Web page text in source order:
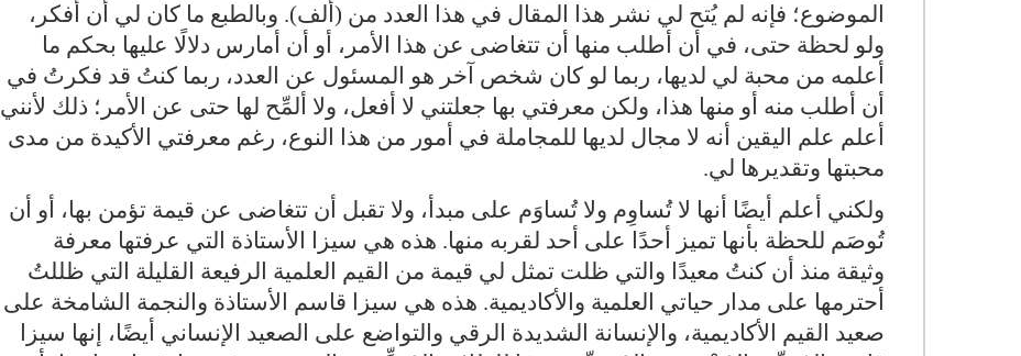
الموضوع؛ فإنه لم يُتح لي نشر هذا المقال في هذا العدد من (ألف). وبالطبع ما كان لي أن أفكر،
ولو لحظة حتى، في أن أطلب منها أن تتغاضى عن هذا الأمر، أو أن أمارس دلالًا عليها بحكم ما
أعلمه من محبة لي لديها، ربما لو كان شخص آخر هو المسئول عن العدد، ربما كنتُ قد فكرتُ في
أن أطلب منه أو منها هذا، ولكن معرفتي بها جعلتني لا أفعل، ولا ألمِّح لها حتى عن الأمر؛ ذلك لأنني
أعلم علم اليقين أنه لا مجال لديها للمجاملة في أمور من هذا النوع، رغم معرفتي الأكيدة من مدى
محبتها وتقديرها لي.
ولكني أعلم أيضًا أنها لا تُساوِم ولا تُساوَم على مبدأ، ولا تقبل أن تتغاضى عن قيمة تؤمن بها، أو أن
تُوصَم للحظة بأنها تميز أحدًا على أحد لقربه منها. هذه هي سيزا الأستاذة التي عرفتها معرفة
وثيقة منذ أن كنتُ معيدًا والتي ظلت تمثل لي قيمة من القيم العلمية الرفيعة القليلة التي ظللتُ
أحترمها على مدار حياتي العلمية والأكاديمية. هذه هي سيزا قاسم الأستاذة والنجمة الشامخة على
صعيد القيم الأكاديمية، والإنسانة الشديدة الرقي والتواضع على الصعيد الإنساني أيضًا، إنها سيزا